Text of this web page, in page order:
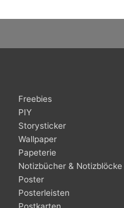
Freebies
PIY
Storysticker
Wallpaper
Papeterie
Notizbücher & Notizblöcke
Poster
Posterleisten